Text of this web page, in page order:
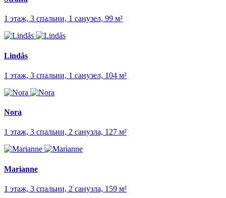
1 этаж, 3 спальни, 1 санузел, 99 м²
Lindås
1 этаж, 3 спальни, 1 санузел, 104 м²
Nora
1 этаж, 3 спальни, 2 санузла, 127 м²
Marianne
1 этаж, 3 спальни, 2 санузла, 159 м²